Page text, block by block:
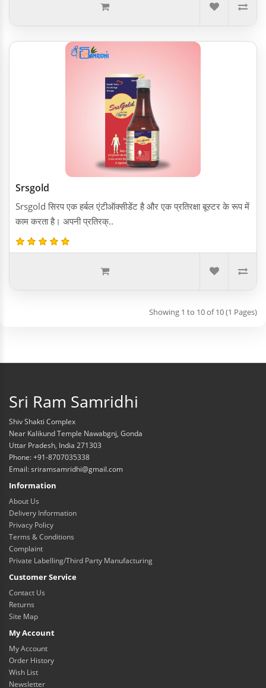
Srsgold
Srsgold सिरप एक हर्बल एंटीऑक्सीडेंट है और एक प्रतिरक्षा बूस्टर के रूप में
काम करता है। अपनी प्रतिरक्..
Showing 1 to 10 of 10 (1 Pages)
Sri Ram Samridhi
Shiv Shakti Complex
Near Kalikund Temple Nawabgnj, Gonda
Uttar Pradesh, India 271303
Phone: +91-8707035338
Email: sriramsamridhi@gmail.com
Information
About Us
Delivery Information
Privacy Policy
Terms & Conditions
Complaint
Private Labelling/Third Party Manufacturing
Customer Service
Contact Us
Returns
Site Map
My Account
My Account
Order History
Wish List
Newsletter